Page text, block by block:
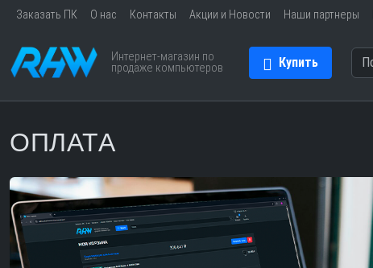
Заказать ПК О нас Контакты Акции и Новости Наши партнеры
Интернет-магазин по
продаже компьютеров
Купить
ОПЛАТА